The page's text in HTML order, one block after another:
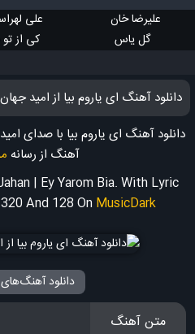
علیرضا خان
گل یاس
علی
کی از تو
دانلود آهنگ ای یاروم بیا از امید جهان
دانلود آهنگ ای یاروم بیا با صدای
آهنگ از رسانه
| Ey Yarom Bia. With Lyric
And 128 On MusicDark
دانلود
متن آهنگ